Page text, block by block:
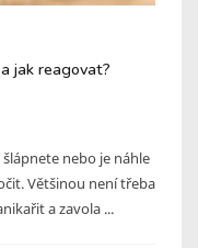
jak reagovat?
nebo je náhle
Většinou není třeba
a zavola ...